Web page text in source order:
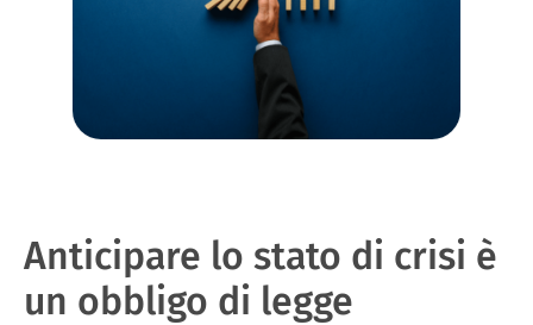
Anticipare lo stato di crisi è
un obbligo di legge